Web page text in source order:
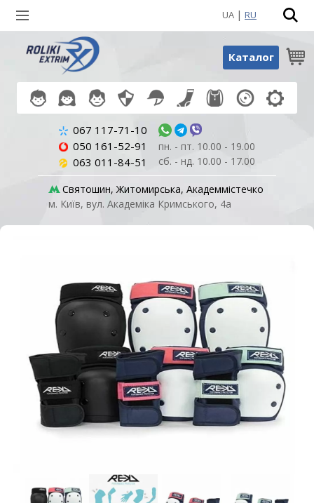
UA | RU
Каталог
067 117-71-10
050 161-52-91
063 011-84-51
пн. - пт. 10.00 - 19.00
сб. - нд. 10.00 - 17.00
Святошин, Житомирська, Академмістечко
м. Київ, вул. Академіка Кримського, 4а